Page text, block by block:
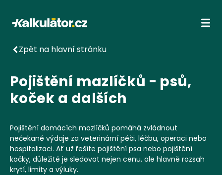
Kalkulátor.cz
Zpět na hlavní stránku
Pojištění mazlíčků - psů,
koček a dalších
Pojištění domácích mazlíčků pomáhá zvládnout
nečekané výdaje za veterinární péči, léčbu, operaci nebo
hospitalizaci. Ať už řešíte pojištění psa nebo pojištění
kočky, důležité je sledovat nejen cenu, ale hlavně rozsah
krytí, limity a výluky.